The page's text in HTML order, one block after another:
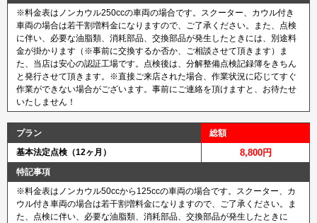
※料金表はノンカウル250ccの車両の場合です。スクーター、カウル付き
車両の場合は若干割増料金になりますので、ご了承ください。また、点検
に伴い、必要な油脂類、消耗部品、交換部品が発生したときには、別途料
金が掛かります（※事前に交換するか否か、ご相談させて頂きます）ま
た、当店は安心の認証工場です。点検後は、分解整備点検記録簿をきちん
と発行させて頂きます。※直接ご来店された場合、作業状況に応じてすぐ
作業ができない場合がございます。事前にご連絡を頂けますと、お待たせ
いたしません！
プラン
総額
基本法定点検（12ヶ月）
8,800円
特記事項
※料金表はノンカウル50ccから125ccの車両の場合です。スクーター、カ
ウル付き車両の場合は若干割増料金になりますので、ご了承ください。ま
た、点検に伴い、必要な油脂類、消耗部品、交換部品が発生したときに